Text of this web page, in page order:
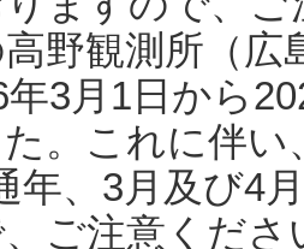
野観測所（
年3月1日から
。これに伴い
年、3月及び4
ご注意くだ